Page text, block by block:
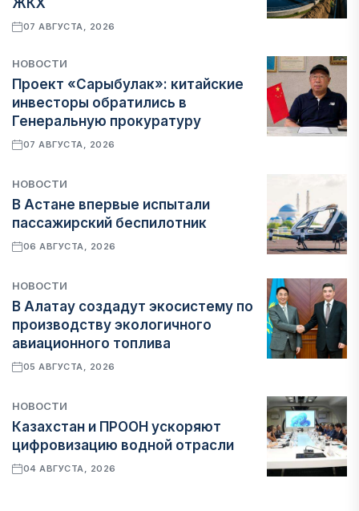
ЖКХ
07 АВГУСТА, 2026
НОВОСТИ
Проект «Сарыбулак»: китайские
инвесторы обратились в
Генеральную прокуратуру
07 АВГУСТА, 2026
НОВОСТИ
В Астане впервые испытали
пассажирский беспилотник
06 АВГУСТА, 2026
НОВОСТИ
В Алатау создадут экосистему по
производству экологичного
авиационного топлива
05 АВГУСТА, 2026
НОВОСТИ
Казахстан и ПРООН ускоряют
цифровизацию водной отрасли
04 АВГУСТА, 2026